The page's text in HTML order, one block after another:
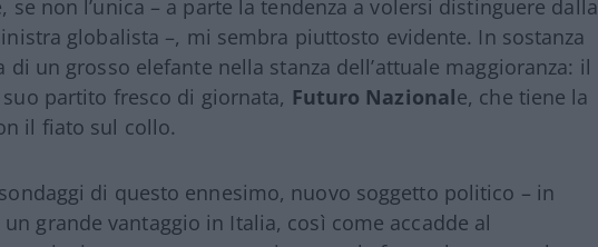
se non l’unica – a parte la tendenza a volersi distinguere dalla
globalista –, mi sembra piuttosto evidente. In sostanza
di un grosso elefante nella stanza dell’attuale maggioranza: il
partito fresco di giornata, Futuro Nazionale, che tiene la
il fiato sul collo.
di questo ennesimo, nuovo soggetto politico – in
grande vantaggio in Italia, così come accadde al